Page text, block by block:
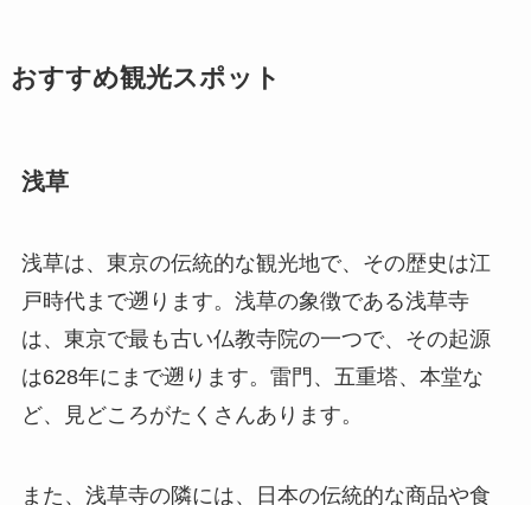
おすすめ観光スポット
浅草
浅草は、東京の伝統的な観光地で、その歴史は江
戸時代まで遡ります。浅草の象徴である浅草寺
は、東京で最も古い仏教寺院の一つで、その起源
は628年にまで遡ります。雷門、五重塔、本堂な
ど、見どころがたくさんあります。
また、浅草寺の隣には、日本の伝統的な商品や食